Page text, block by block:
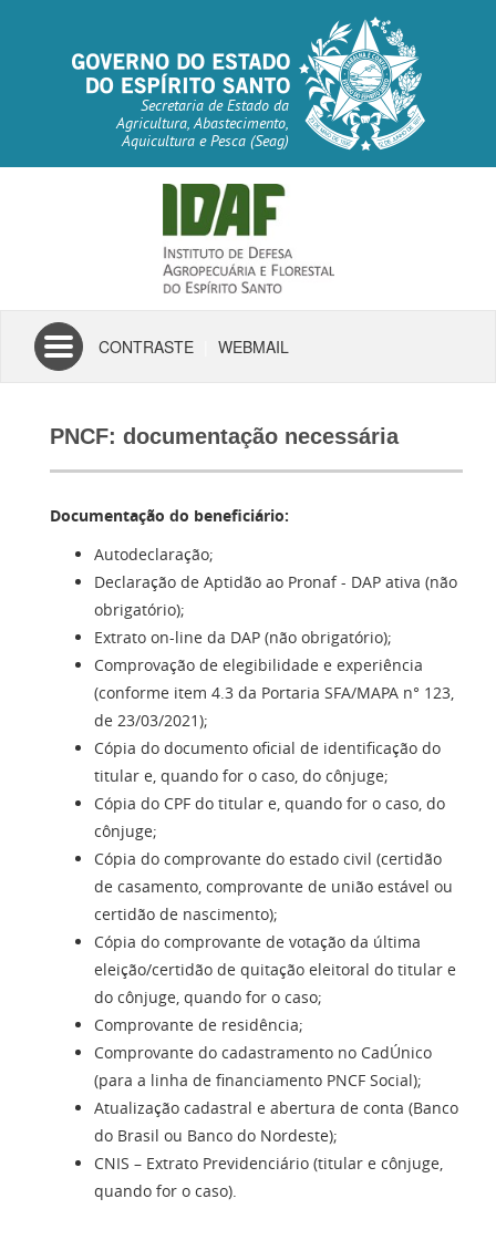
Secretaria de Estado da
Agricultura, Abastecimento,
Aquicultura e Pesca (Seag)
Toggle
navigation
CONTRASTE WEBMAIL
PNCF: documentação necessária
Documentação do beneficiário:
Autodeclaração;
Declaração de Aptidão ao Pronaf - DAP ativa (não
obrigatório);
Extrato on-line da DAP (não obrigatório);
Comprovação de elegibilidade e experiência
(conforme item 4.3 da Portaria SFA/MAPA n° 123,
de 23/03/2021);
Cópia do documento oficial de identificação do
titular e, quando for o caso, do cônjuge;
Cópia do CPF do titular e, quando for o caso, do
cônjuge;
Cópia do comprovante do estado civil (certidão
de casamento, comprovante de união estável ou
certidão de nascimento);
Cópia do comprovante de votação da última
eleição/certidão de quitação eleitoral do titular e
do cônjuge, quando for o caso;
Comprovante de residência;
Comprovante do cadastramento no CadÚnico
(para a linha de financiamento PNCF Social);
Atualização cadastral e abertura de conta (Banco
do Brasil ou Banco do Nordeste);
CNIS – Extrato Previdenciário (titular e cônjuge,
quando for o caso).